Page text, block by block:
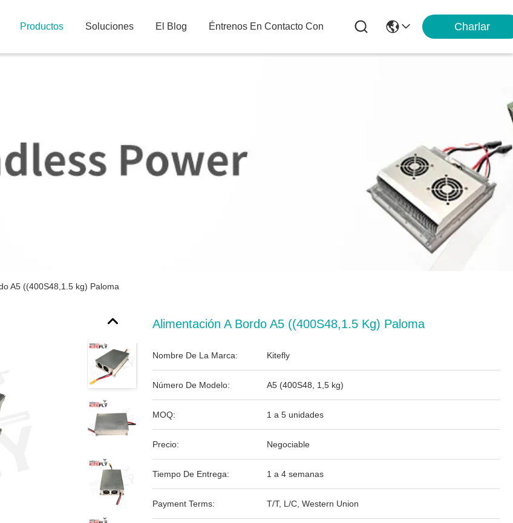
Productos Soluciones El Blog Éntrenos En Contacto Con Charlar
A5 ((400S48,1.5 kg) Paloma
Alimentación A Bordo A5 ((400S48,1.5 Kg) Paloma
Nombre De La Marca: Kitefly
Número De Modelo: A5 (400S48, 1,5 kg)
MOQ: 1 a 5 unidades
Precio: Negociable
Tiempo De Entrega: 1 a 4 semanas
Payment Terms: T/T, L/C, Western Union